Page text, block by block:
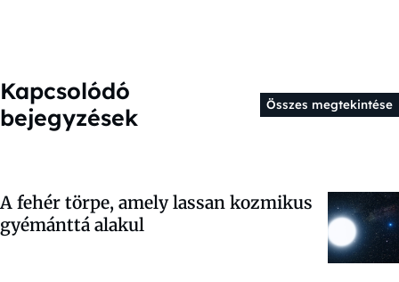
Kapcsolódó
bejegyzések
Összes megtekintése
A fehér törpe, amely lassan kozmikus
gyémánttá alakul